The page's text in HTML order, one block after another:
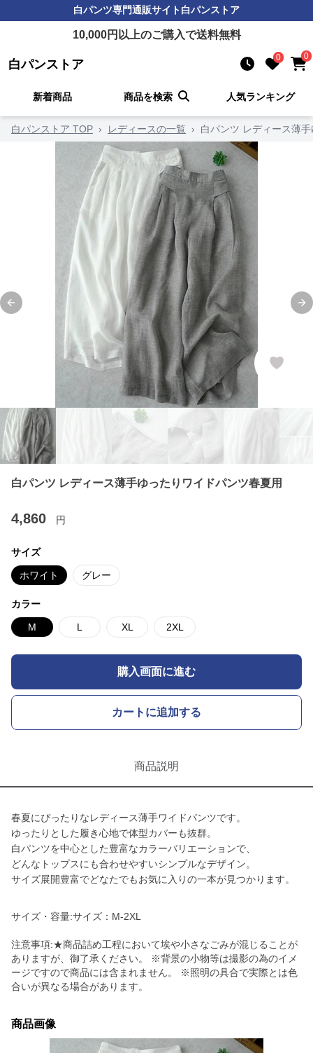
白パンツ専門通販サイト白パンストア
10,000円以上のご購入で送料無料
白パンストア 0 0
新着商品 商品を検索 人気ランキング
白パンストア TOP › レディースの一覧 › 白パンツ レディース薄
Previous slide
白パンツ レディース薄手ゆったりワイドパンツ春夏用
4,860 円
サイズ
ホワイト グレー
カラー
M L XL 2XL
購入画面に進む
カートに追加する
商品説明
春夏にぴったりなレディース薄手ワイドパンツです。
ゆったりとした履き心地で体型カバーも抜群。
白パンツを中心とした豊富なカラーバリエーションで、
どんなトップスにも合わせやすいシンプルなデザイン。
サイズ展開豊富でどなたでもお気に入りの一本が見つかります。
サイズ・容量:サイズ：M-2XL
注意事項:★商品詰め工程において埃や小さなごみが混じることが
ありますが、御了承ください。 ※背景の小物等は撮影の為のイメ
ージですので商品には含まれません。 ※照明の具合で実際とは色
合いが異なる場合があります。
商品画像